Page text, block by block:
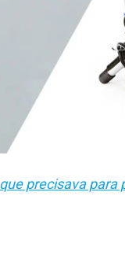
precisava